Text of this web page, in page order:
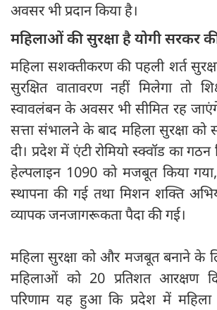
अवसर भी प्रदान किया है।
महिलाओं की सुरक्षा है योगी सरकर
महिला सशक्तीकरण की पहली शर्त
सुरक्षित वातावरण नहीं मिलेगा तो
स्वावलंबन के अवसर भी सीमित रह
सत्ता संभालने के बाद महिला सुरक्षा को
दी। प्रदेश में एंटी रोमियो स्क्वॉड का
हेल्पलाइन 1090 को मजबूत किया
स्थापना की गई तथा मिशन शक्ति
व्यापक जनजागरूकता पैदा की गई।
महिला सुरक्षा को और मजबूत बनाने के
महिलाओं को 20 प्रतिशत आरक्षण
परिणाम यह हुआ कि प्रदेश में महिला